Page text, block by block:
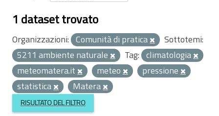
1 dataset trovato
Organizzazioni: Comunità di pratica
Sottotemi:
5211 ambiente naturale
Tag: climatologia
meteomatera.it
meteo
pressione
statistica
Matera
RISULTATO DEL FILTRO